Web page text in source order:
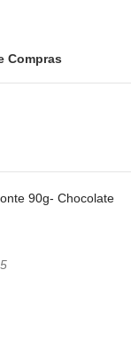
Compras
90g- Chocolate